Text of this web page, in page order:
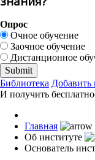
Опрос
Очное обучение
Заочное обучение
Дистанционное
Библиотека Добавить
И получить
Главная
Об институте
Основатель